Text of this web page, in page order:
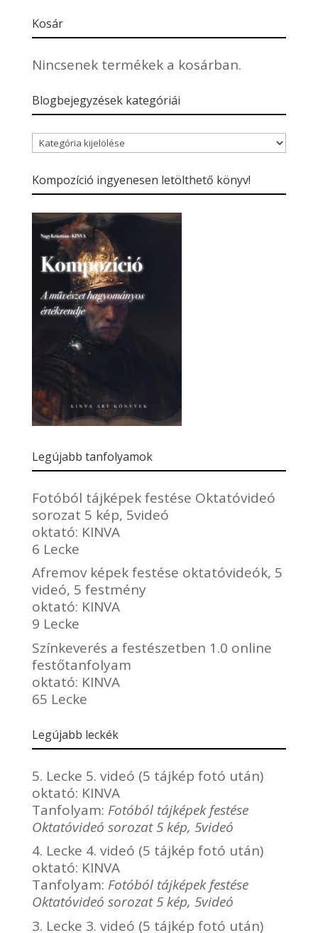
Kosár
Nincsenek termékek a kosárban.
Blogbejegyzések kategóriái
Blogbejegyzések
kategóriái
Kompozíció ingyenesen letölthető könyv!
Legújabb tanfolyamok
Fotóból tájképek festése Oktatóvideó
sorozat 5 kép, 5videó
oktató: KINVA
6 Lecke
Afremov képek festése oktatóvideók, 5
videó, 5 festmény
oktató: KINVA
9 Lecke
Színkeverés a festészetben 1.0 online
festőtanfolyam
oktató: KINVA
65 Lecke
Legújabb leckék
5. Lecke 5. videó (5 tájkép fotó után)
oktató: KINVA
Tanfolyam: Fotóból tájképek festése
Oktatóvideó sorozat 5 kép, 5videó
4. Lecke 4. videó (5 tájkép fotó után)
oktató: KINVA
Tanfolyam: Fotóból tájképek festése
Oktatóvideó sorozat 5 kép, 5videó
3. Lecke 3. videó (5 tájkép fotó után)